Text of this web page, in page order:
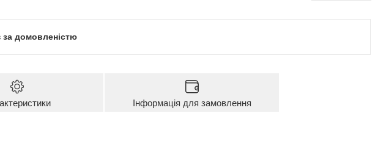
за домовленістю
Інформація для замовлення